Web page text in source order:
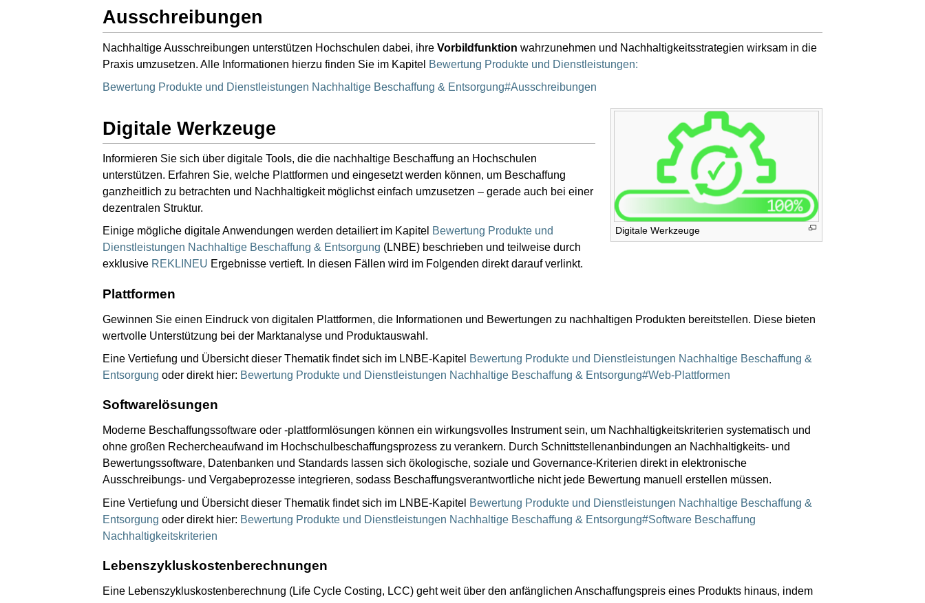
Ausschreibungen
Nachhaltige Ausschreibungen unterstützen Hochschulen dabei, ihre Vorbildfunktion wahrzunehmen und Nachhaltigkeitsstrategien wirksam in die
Praxis umzusetzen. Alle Informationen hierzu finden Sie im Kapitel Bewertung Produkte und Dienstleistungen:
Bewertung Produkte und Dienstleistungen Nachhaltige Beschaffung & Entsorgung#Ausschreibungen
Digitale Werkzeuge
Digitale Werkzeuge
Informieren Sie sich über digitale Tools, die die nachhaltige Beschaffung an Hochschulen
unterstützen. Erfahren Sie, welche Plattformen und eingesetzt werden können, um Beschaffung
ganzheitlich zu betrachten und Nachhaltigkeit möglichst einfach umzusetzen – gerade auch bei einer
dezentralen Struktur.
Einige mögliche digitale Anwendungen werden detailiert im Kapitel Bewertung Produkte und
Dienstleistungen Nachhaltige Beschaffung & Entsorgung (LNBE) beschrieben und teilweise durch
exklusive REKLINEU Ergebnisse vertieft. In diesen Fällen wird im Folgenden direkt darauf verlinkt.
Plattformen
Gewinnen Sie einen Eindruck von digitalen Plattformen, die Informationen und Bewertungen zu nachhaltigen Produkten bereitstellen. Diese bieten
wertvolle Unterstützung bei der Marktanalyse und Produktauswahl.
Eine Vertiefung und Übersicht dieser Thematik findet sich im LNBE-Kapitel Bewertung Produkte und Dienstleistungen Nachhaltige Beschaffung &
Entsorgung oder direkt hier: Bewertung Produkte und Dienstleistungen Nachhaltige Beschaffung & Entsorgung#Web-Plattformen
Softwarelösungen
Moderne Beschaffungssoftware oder -plattformlösungen können ein wirkungsvolles Instrument sein, um Nachhaltigkeitskriterien systematisch und
ohne großen Rechercheaufwand im Hochschulbeschaffungsprozess zu verankern. Durch Schnittstellenanbindungen an Nachhaltigkeits- und
Bewertungssoftware, Datenbanken und Standards lassen sich ökologische, soziale und Governance-Kriterien direkt in elektronische
Ausschreibungs- und Vergabeprozesse integrieren, sodass Beschaffungsverantwortliche nicht jede Bewertung manuell erstellen müssen.
Eine Vertiefung und Übersicht dieser Thematik findet sich im LNBE-Kapitel Bewertung Produkte und Dienstleistungen Nachhaltige Beschaffung &
Entsorgung oder direkt hier: Bewertung Produkte und Dienstleistungen Nachhaltige Beschaffung & Entsorgung#Software Beschaffung
Nachhaltigkeitskriterien
Lebenszykluskostenberechnungen
Eine Lebenszykluskostenberechnung (Life Cycle Costing, LCC) geht weit über den anfänglichen Anschaffungspreis eines Produkts hinaus, indem